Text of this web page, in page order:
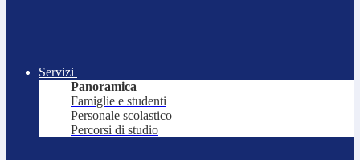
Servizi
Panoramica
Famiglie e studenti
Personale scolastico
Percorsi di studio